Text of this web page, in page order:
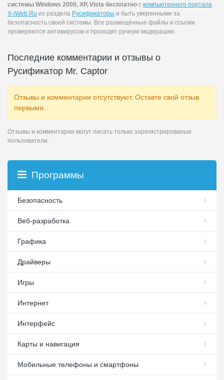
системы Windows 2000, XP, Vista бесплатно с компьютерного портала
X-iWeb.Ru из раздела Русификаторы и быть уверенными за
безопасность своей системы. Все размещённые файлы и ссылки
проверяются антивирусом и проходят ручную модерацию.
Последние комментарии и отзывы о
Русификатор Mr. Captor
Отзывы и комментарии отсутствуют. Оставте свой отзыв
первыми.
Отзывы и комментарии могут писать только зарегистрированые
пользователи.
Программы
Безопасность
Веб-разработка
Графика
Драйверы
Игры
Интернет
Интерфейс
Карты и навигация
Мобильные телефоны и смартфоны